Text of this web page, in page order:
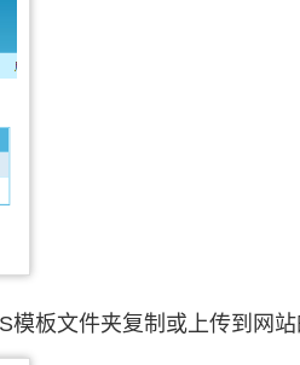
板文件夹复制或上传到网站